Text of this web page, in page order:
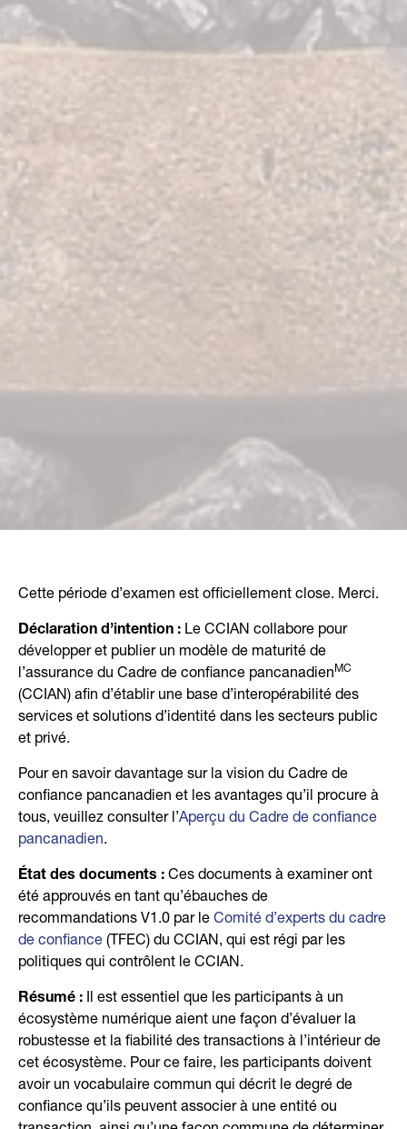
Cette période d’examen est officiellement close. Merci.
Déclaration d’intention : Le CCIAN collabore pour
développer et publier un modèle de maturité de
l’assurance du Cadre de confiance pancanadien MC
(CCIAN) afin d’établir une base d’interopérabilité des
services et solutions d’identité dans les secteurs public
et privé.
Pour en savoir davantage sur la vision du Cadre de
confiance pancanadien et les avantages qu’il procure à
tous, veuillez consulter l’Aperçu du Cadre de confiance
pancanadien.
État des documents : Ces documents à examiner ont
été approuvés en tant qu’ébauches de
recommandations V1.0 par le Comité d’experts du cadre
de confiance (TFEC) du CCIAN, qui est régi par les
politiques qui contrôlent le CCIAN.
Résumé : Il est essentiel que les participants à un
écosystème numérique aient une façon d’évaluer la
robustesse et la fiabilité des transactions à l’intérieur de
cet écosystème. Pour ce faire, les participants doivent
avoir un vocabulaire commun qui décrit le degré de
confiance qu’ils peuvent associer à une entité ou